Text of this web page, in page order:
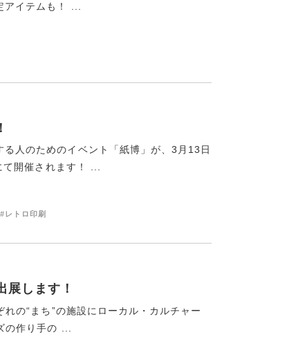
イテムも！ ...
る人のためのイベント「紙博」が、3月13日
開催されます！ ...
#レトロ印刷
展します！
の“まち”の施設にローカル・カルチャー
作り手の ...